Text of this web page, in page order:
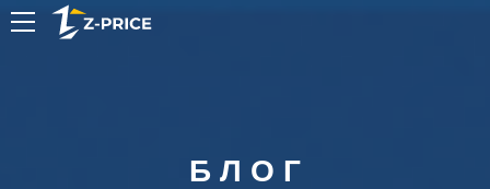
Б Л О Г